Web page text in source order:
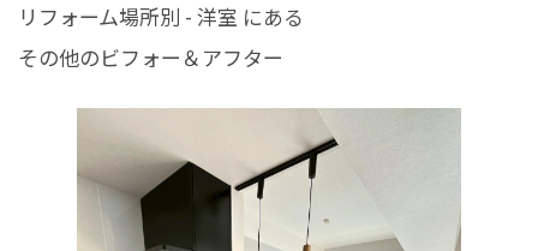
リフォーム場所別 - 洋室 にある
その他のビフォー＆アフター